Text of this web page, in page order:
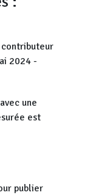
contributeur
2024 -
une
est
publier